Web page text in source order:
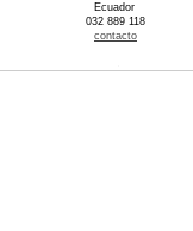
Ecuador
032 889 118
contacto